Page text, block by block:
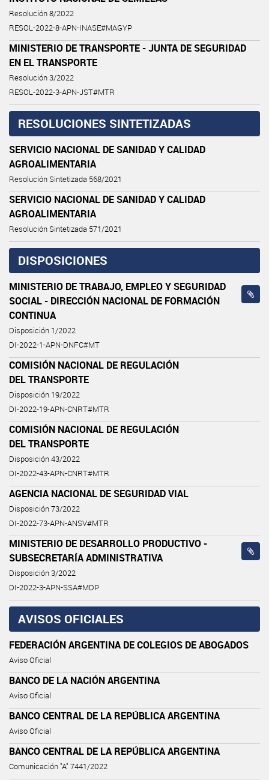
Resolución 8/2022
RESOL-2022-8-APN-INASE#MAGYP
MINISTERIO DE TRANSPORTE - JUNTA DE SEGURIDAD
EN EL TRANSPORTE
Resolución 3/2022
RESOL-2022-3-APN-JST#MTR
RESOLUCIONES SINTETIZADAS
SERVICIO NACIONAL DE SANIDAD Y CALIDAD
AGROALIMENTARIA
Resolución Sintetizada 568/2021
SERVICIO NACIONAL DE SANIDAD Y CALIDAD
AGROALIMENTARIA
Resolución Sintetizada 571/2021
DISPOSICIONES
MINISTERIO DE TRABAJO, EMPLEO Y SEGURIDAD
SOCIAL - DIRECCIÓN NACIONAL DE FORMACIÓN
CONTINUA
Disposición 1/2022
DI-2022-1-APN-DNFC#MT
COMISIÓN NACIONAL DE REGULACIÓN
DEL TRANSPORTE
Disposición 19/2022
DI-2022-19-APN-CNRT#MTR
COMISIÓN NACIONAL DE REGULACIÓN
DEL TRANSPORTE
Disposición 43/2022
DI-2022-43-APN-CNRT#MTR
AGENCIA NACIONAL DE SEGURIDAD VIAL
Disposición 73/2022
DI-2022-73-APN-ANSV#MTR
MINISTERIO DE DESARROLLO PRODUCTIVO -
SUBSECRETARÍA ADMINISTRATIVA
Disposición 3/2022
DI-2022-3-APN-SSA#MDP
AVISOS OFICIALES
FEDERACIÓN ARGENTINA DE COLEGIOS DE ABOGADOS
Aviso Oficial
BANCO DE LA NACIÓN ARGENTINA
Aviso Oficial
BANCO CENTRAL DE LA REPÚBLICA ARGENTINA
Aviso Oficial
BANCO CENTRAL DE LA REPÚBLICA ARGENTINA
Comunicación "A" 7441/2022